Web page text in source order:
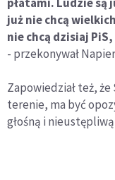
już nie chcą
nie chcą dzisiaj
- przekonywał
Zapowiedział też,
terenie, ma być
głośną i